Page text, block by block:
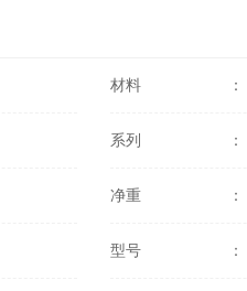
材料 ：
系列 ：
净重 ：
型号 ：